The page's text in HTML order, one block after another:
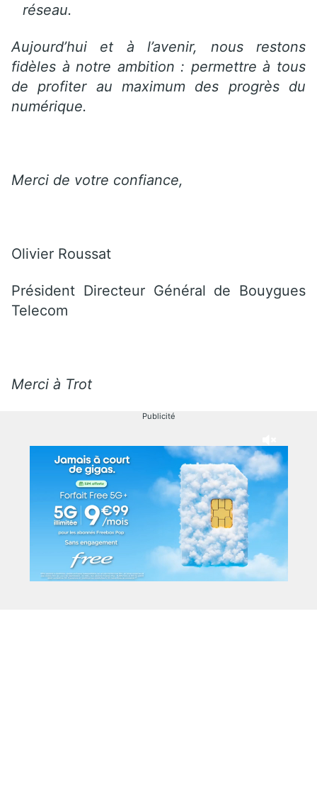
réseau.
Aujourd’hui et à l’avenir, nous restons
fidèles à notre ambition : permettre à tous
de profiter au maximum des progrès du
numérique.
Merci de votre confiance,
Olivier Roussat
Président Directeur Général de Bouygues
Telecom
Merci à Trot
Publicité